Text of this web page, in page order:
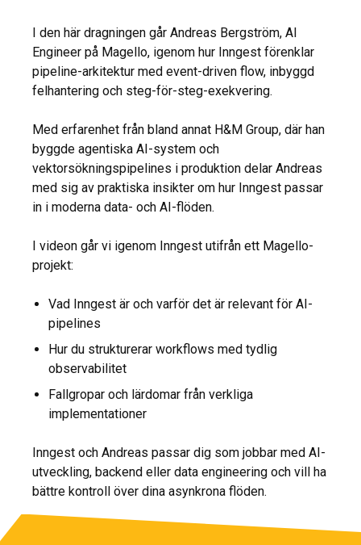
I den här dragningen går Andreas Bergström, AI
Engineer på Magello, igenom hur Inngest förenklar
pipeline-arkitektur med event-driven flow, inbyggd
felhantering och steg-för-steg-exekvering.
Med erfarenhet från bland annat H&M Group, där han
byggde agentiska AI-system och
vektorsökningspipelines i produktion delar Andreas
med sig av praktiska insikter om hur Inngest passar
in i moderna data- och AI-flöden.
I videon går vi igenom Inngest utifrån ett Magello-
projekt:
Vad Inngest är och varför det är relevant för AI-
pipelines
Hur du strukturerar workflows med tydlig
observabilitet
Fallgropar och lärdomar från verkliga
implementationer
Inngest och Andreas passar dig som jobbar med AI-
utveckling, backend eller data engineering och vill ha
bättre kontroll över dina asynkrona flöden.